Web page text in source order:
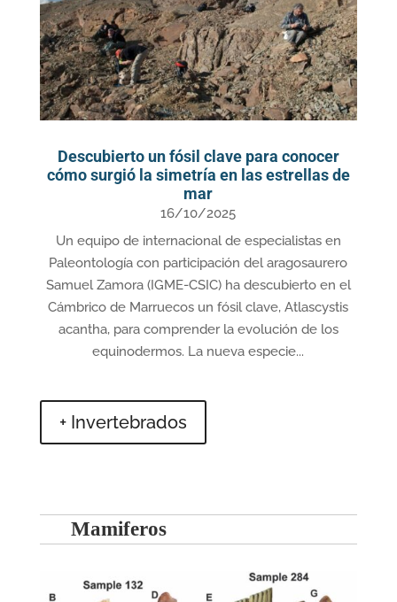
Descubierto un fósil clave para conocer
cómo surgió la simetría en las estrellas de
mar
16/10/2025
Un equipo de internacional de especialistas en
Paleontología con participación del aragosaurero
Samuel Zamora (IGME-CSIC) ha descubierto en el
Cámbrico de Marruecos un fósil clave, Atlascystis
acantha, para comprender la evolución de los
equinodermos. La nueva especie...
+ Invertebrados
Mamiferos